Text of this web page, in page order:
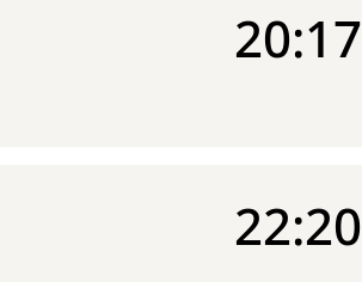
20:17
22:20